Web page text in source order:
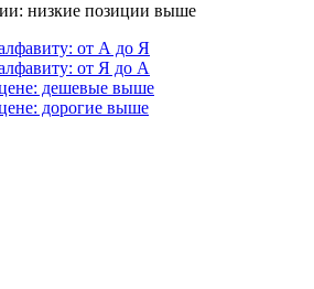
низкие позиции выше
от А до Я
от Я до А
дешевые выше
дорогие выше